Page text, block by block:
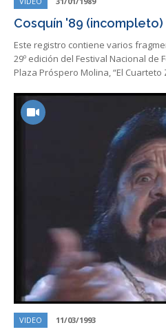
Cosquín '89 (incompleto)
Este registro contiene varios
29º edición del Festival Nacional de
Plaza Próspero Molina, “El
VIDEO 11/03/1993